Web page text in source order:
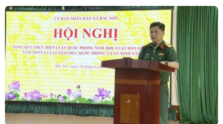
vệ an ninh, trật tự ở cơ sở sau khi sáp nhập thôn.Toàn cảnh Hội
nghị công bố Quyết định thành lập, kiện ...